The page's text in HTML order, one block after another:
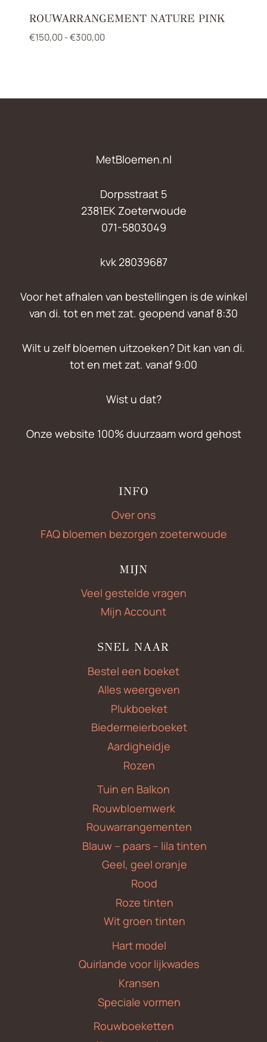
ROUWARRANGEMENT NATURE PINK
€150,00-€300,00Prijsklasse:
MetBloemen.nl
Dorpsstraat 5
2381EK Zoeterwoude
071-5803049
kvk 28039687
Voor het afhalen van bestellingen is de winkel
van di. tot en met zat. geopend vanaf 8:30
Wilt u zelf bloemen uitzoeken? Dit kan van di.
tot en met zat. vanaf 9:00
Wist u dat?
Onze website 100% duurzaam word gehost
INFO
Over ons
FAQ bloemen bezorgen zoeterwoude
MIJN
Veel gestelde vragen
Mijn Account
SNEL NAAR
Bestel een boeket
Alles weergeven
Plukboeket
Biedermeierboeket
Aardigheidje
Rozen
Tuin en Balkon
Rouwbloemwerk
Rouwarrangementen
Blauw – paars – lila tinten
Geel, geel oranje
Rood
Roze tinten
Wit groen tinten
Hart model
Quirlande voor lijkwades
Kransen
Speciale vormen
Rouwboeketten